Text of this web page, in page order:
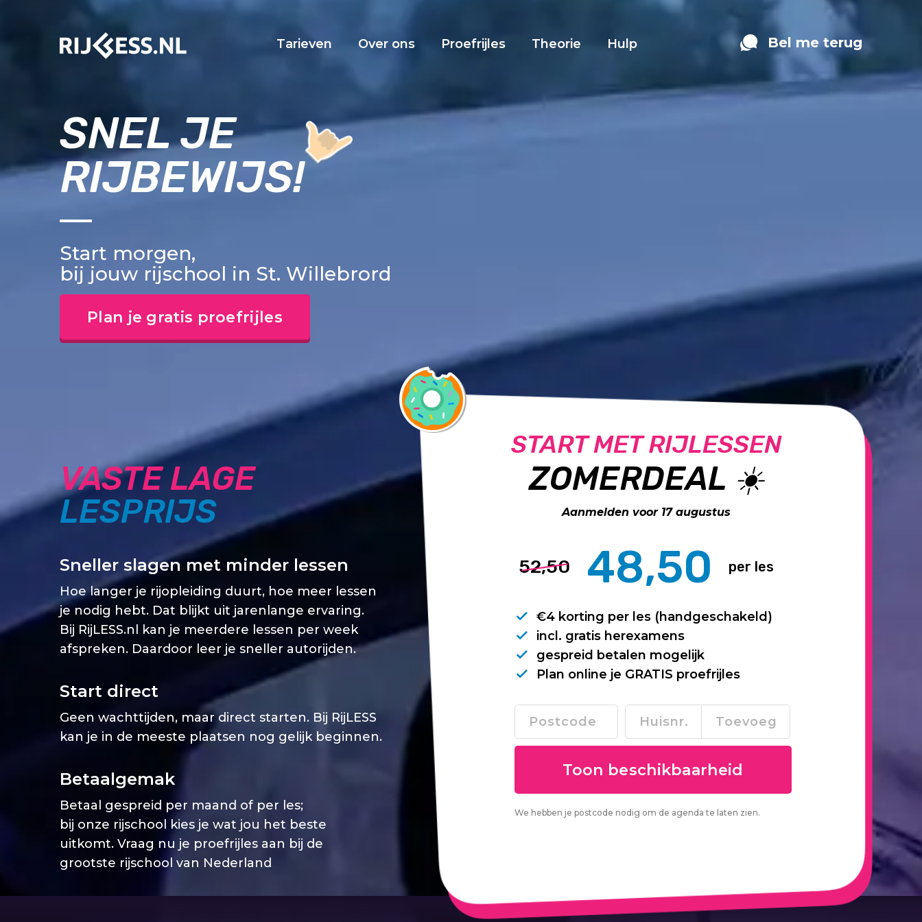
Tarieven Over ons Proefrijles Theorie Hulp Bel me terug
SNEL JE
RIJBEWIJS!
Start morgen,
bij jouw rijschool in St. Willebrord
Plan je gratis proefrijles
START MET RIJLESSEN
ZOMERDEAL ☀️
Aanmelden voor 17 augustus
52,50 48,50 per les
€4 korting per les (handgeschakeld)
incl. gratis herexamens
gespreid betalen mogelijk
Plan online je GRATIS proefrijles
We hebben je postcode nodig om de agenda te laten zien.
VASTE LAGE
LESPRIJS
Sneller slagen met minder lessen
Hoe langer je rijopleiding duurt, hoe meer lessen
je nodig hebt. Dat blijkt uit jarenlange ervaring.
Bij RijLESS.nl kan je meerdere lessen per week
afspreken. Daardoor leer je sneller autorijden.
Start direct
Geen wachttijden, maar direct starten. Bij RijLESS
kan je in de meeste plaatsen nog gelijk beginnen.
Betaalgemak
Betaal gespreid per maand of per les;
bij onze rijschool kies je wat jou het beste
uitkomt. Vraag nu je proefrijles aan bij de
grootste rijschool van Nederland